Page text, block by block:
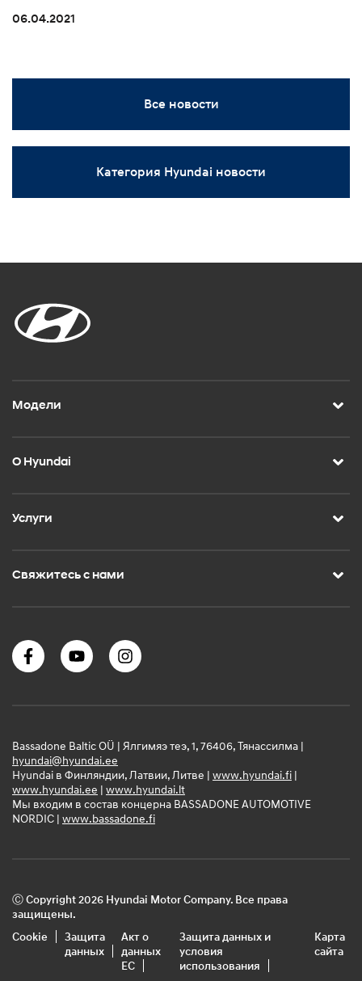
06.04.2021
Все новости
Категория Hyundai новости
Модели
О Hyundai
Услуги
Свяжитесь с нами
Bassadone Baltic OÜ | Ялгимяэ теэ, 1, 76406, Тянассилма |
hyundai@hyundai.ee
Hyundai в Финляндии, Латвии, Литве | www.hyundai.fi |
www.hyundai.ee | www.hyundai.lt
Мы входим в состав концерна BASSADONE AUTOMOTIVE
NORDIC | www.bassadone.fi
Ⓒ Copyright 2026 Hyundai Motor Company. Все права
защищены.
Cookie
Защита
данных
Акт о
данных
ЕС
Защита данных и
условия
использования
Карта
сайта